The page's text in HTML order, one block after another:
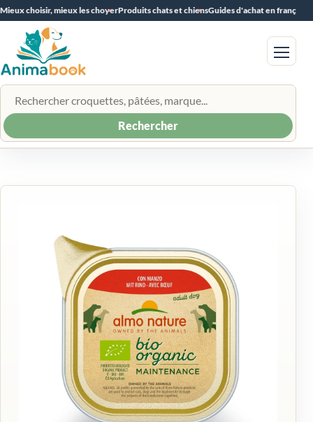
Mieux choisir, mieux les choyerProduits chats et chiensGuides d'achat en français
Rechercher un produit
Rechercher
Menu